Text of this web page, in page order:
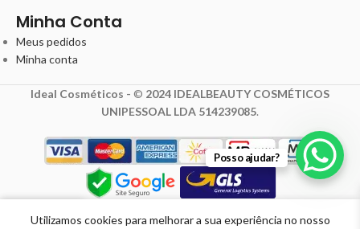
Minha Conta
Meus pedidos
Minha conta
Ideal Cosméticos - © 2024 IDEALBEAUTY COSMÉTICOS
UNIPESSOAL LDA 514239085.
Utilizamos cookies para melhorar a sua experiência no nosso
Posso ajudar?